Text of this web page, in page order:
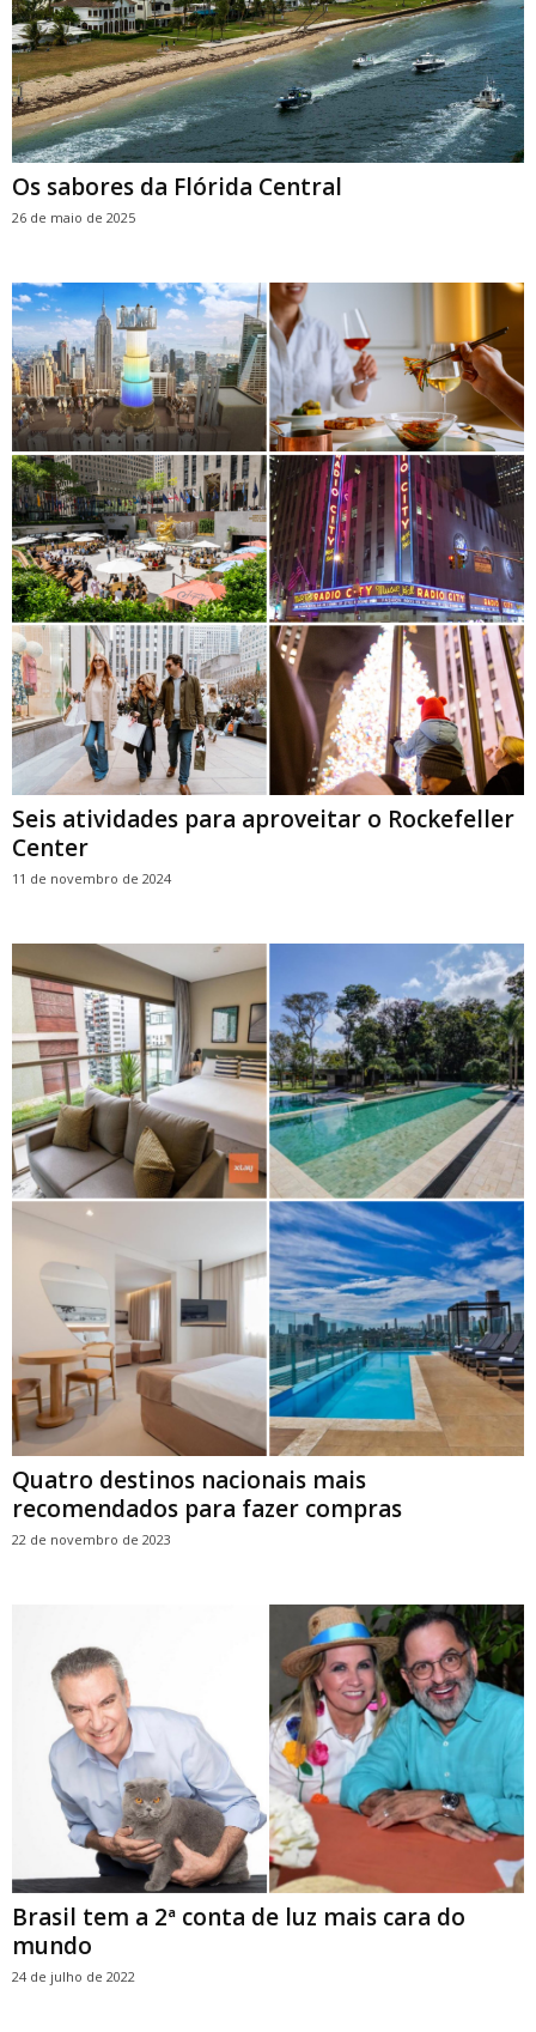
Os sabores da Flórida Central
26 de maio de 2025
Seis atividades para aproveitar o Rockefeller
Center
11 de novembro de 2024
Quatro destinos nacionais mais
recomendados para fazer compras
22 de novembro de 2023
Brasil tem a 2ª conta de luz mais cara do
mundo
24 de julho de 2022